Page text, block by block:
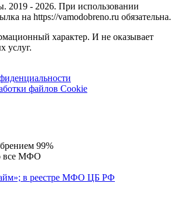
2019 - 2026. При использовании
на https://vamodobreno.ru обязательна.
характер. И не оказывает
услуг.
файлов Cookie
99%
все МФО
в реестре МФО ЦБ РФ